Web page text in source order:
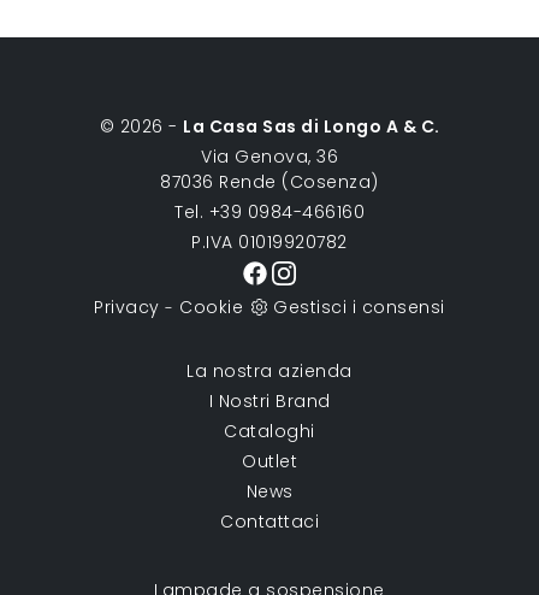
© 2026 - La Casa Sas di Longo A & C.
Via Genova, 36
87036 Rende (Cosenza)
Tel. +39 0984-466160
P.IVA 01019920782
Privacy - Cookie Gestisci i consensi
La nostra azienda
I Nostri Brand
Cataloghi
Outlet
News
Contattaci